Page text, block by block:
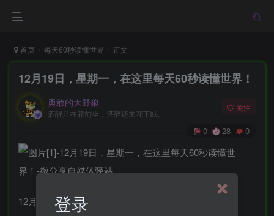
首页 每天60秒读懂世界 正文
12月19日，星期一，在这里每天60秒读懂世界！
勇敢的大野狼
酒醒只在花前坐，酒醉还来花下眠。
关注
0 28 0
12月19日，农历十一月廿六，星期一！
登录